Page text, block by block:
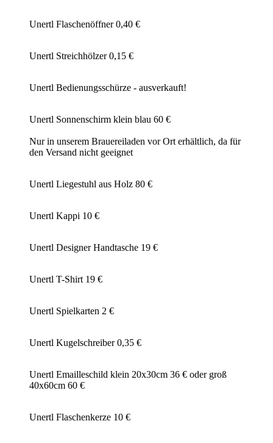
Unertl Flaschenöffner 0,40 €
Unertl Streichhölzer 0,15 €
Unertl Bedienungsschürze - ausverkauft!
Unertl Sonnenschirm klein blau 60 €
Nur in unserem Brauereiladen vor Ort erhältlich, da für
den Versand nicht geeignet
Unertl Liegestuhl aus Holz 80 €
Unertl Kappi 10 €
Unertl Designer Handtasche 19 €
Unertl T-Shirt 19 €
Unertl Spielkarten 2 €
Unertl Kugelschreiber 0,35 €
Unertl Emailleschild klein 20x30cm 36 € oder groß
40x60cm 60 €
Unertl Flaschenkerze 10 €